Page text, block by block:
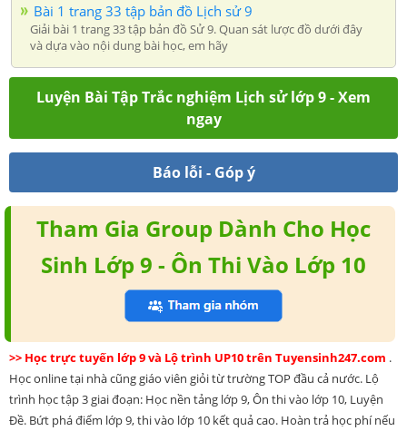
Bài 1 trang 33 tập bản đồ Lịch sử 9
Giải bài 1 trang 33 tập bản đồ Sử 9. Quan sát lược đồ dưới đây
và dựa vào nội dung bài học, em hãy
Luyện Bài Tập Trắc nghiệm Lịch sử lớp 9 - Xem
ngay
Báo lỗi - Góp ý
Tham Gia Group Dành Cho Học
Sinh Lớp 9 - Ôn Thi Vào Lớp 10
>> Học trực tuyến lớp 9 và Lộ trình UP10 trên Tuyensinh247.com .
Học online tại nhà cũng giáo viên giỏi từ trường TOP đầu cả nước. Lộ
trình học tập 3 giai đoạn: Học nền tảng lớp 9, Ôn thi vào lớp 10, Luyện
Đề. Bứt phá điểm lớp 9, thi vào lớp 10 kết quả cao. Hoàn trả học phí nếu